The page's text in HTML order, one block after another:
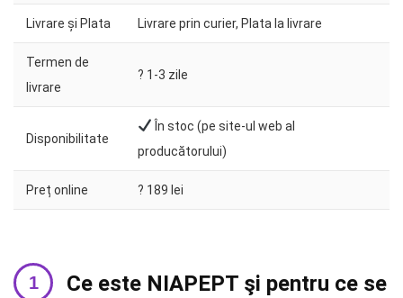
Livrare și Plata Livrare prin curier, Plata la livrare
Termen de
livrare
?️ 1-3 zile
Disponibilitate
În stoc (pe site-ul web al
producătorului)
Preț online ? 189 lei
Ce este NIAPEPT şi pentru ce se